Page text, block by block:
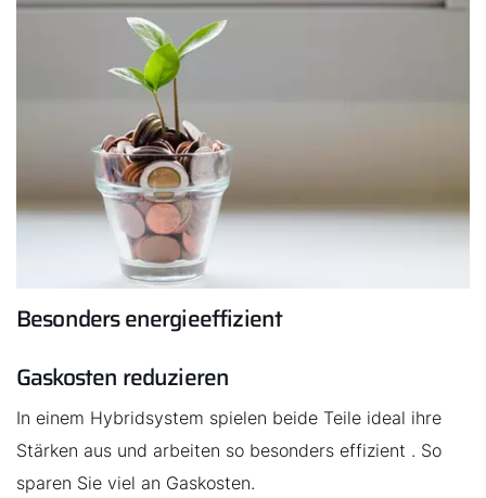
Besonders energieeffizient
Gaskosten reduzieren
In einem Hybridsystem spielen beide Teile ideal ihre
Stärken aus und arbeiten so besonders effizient . So
sparen Sie viel an Gaskosten.
Wichtige Links
5 Jahre Garantie
Karriere
Privatkunden-Downloads